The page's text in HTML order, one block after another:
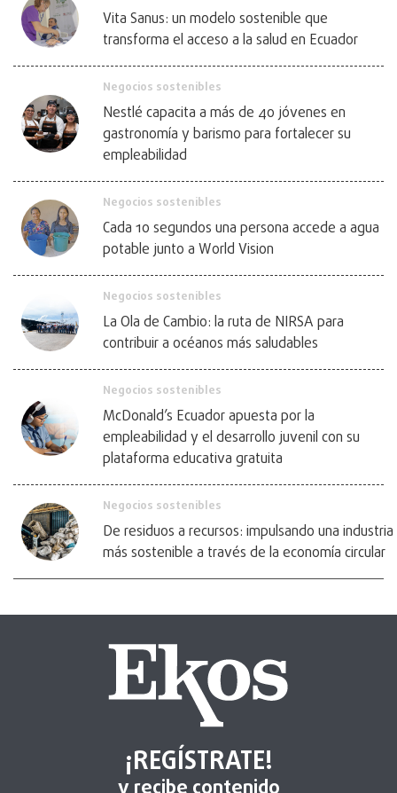
Vita Sanus: un modelo sostenible que
transforma el acceso a la salud en Ecuador
Negocios sostenibles
Nestlé capacita a más de 40 jóvenes en
gastronomía y barismo para fortalecer su
empleabilidad
Negocios sostenibles
Cada 10 segundos una persona accede a agua
potable junto a World Vision
Negocios sostenibles
La Ola de Cambio: la ruta de NIRSA para
contribuir a océanos más saludables
Negocios sostenibles
McDonald’s Ecuador apuesta por la
empleabilidad y el desarrollo juvenil con su
plataforma educativa gratuita
Negocios sostenibles
De residuos a recursos: impulsando una industria
más sostenible a través de la economía circular
¡REGÍSTRATE!